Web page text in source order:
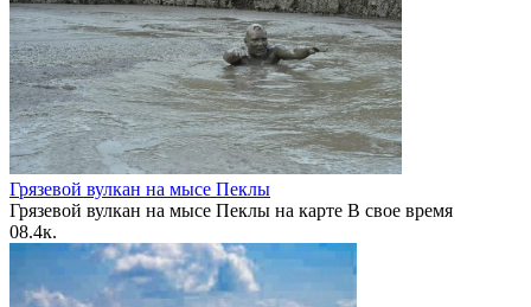
Грязевой вулкан на мысе Пеклы
Грязевой вулкан на мысе Пеклы на карте В свое время
08.4к.